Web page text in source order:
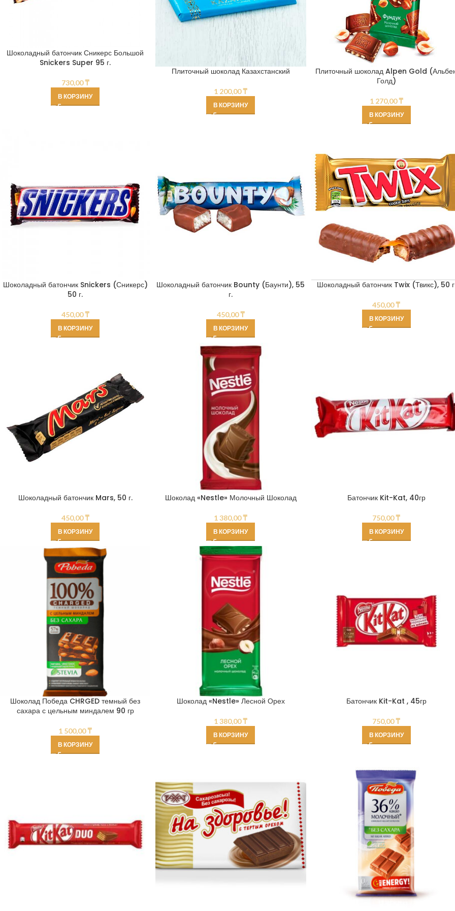
Шоколадный батончик Сникерс Большой
Snickers Super 95 г.
730,00₸
В КОРЗИНУ
Плиточный шоколад Казахстанский
1 200,00₸
В КОРЗИНУ
Плиточный шоколад Alpen Gold
Голд)
1 270,00₸
В КОРЗИНУ
Шоколадный батончик Snickers (Сникерс)
50 г.
450,00₸
В КОРЗИНУ
Шоколадный батончик Bounty (Баунти), 55
г.
450,00₸
В КОРЗИНУ
Шоколадный батончик Twix (Твикс), 50
450,00₸
В КОРЗИНУ
Шоколадный батончик Mars, 50 г.
450,00₸
В КОРЗИНУ
Шоколад «Nestle» Молочный Шоколад
1 380,00₸
В КОРЗИНУ
Батончик Kit-Kat, 40гр
750,00₸
В КОРЗИНУ
Шоколад Победа CHRGED темный без
сахара с цельным миндалем 90 гр
1 500,00₸
В КОРЗИНУ
Шоколад «Nestle» Лесной Орех
1 380,00₸
В КОРЗИНУ
Батончик Kit-Kat , 45гр
750,00₸
В КОРЗИНУ